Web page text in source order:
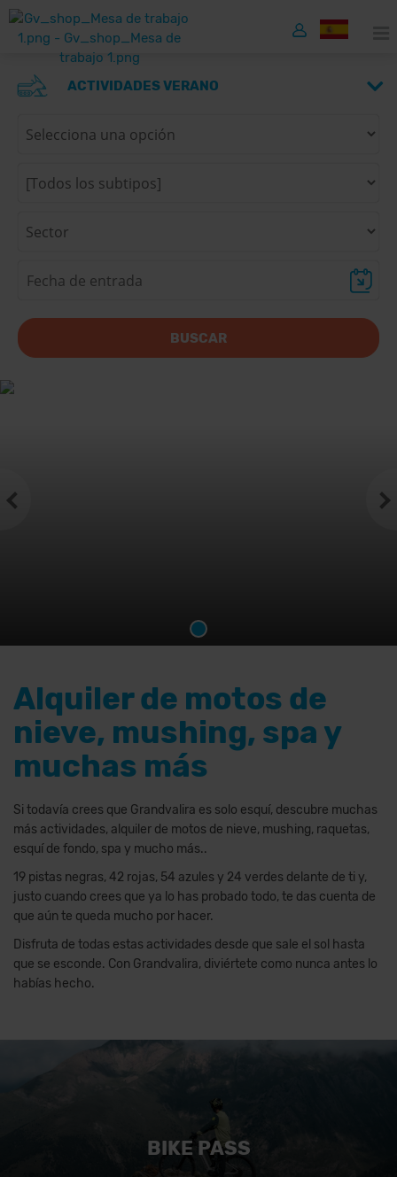
ACTIVIDADES VERANO
BUSCAR
Alquiler de motos de
nieve, mushing, spa y
muchas más
Si todavía crees que Grandvalira es solo esquí, descubre muchas
más actividades, alquiler de motos de nieve, mushing, raquetas,
esquí de fondo, spa y mucho más..
19 pistas negras, 42 rojas, 54 azules y 24 verdes delante de ti y,
justo cuando crees que ya lo has probado todo, te das cuenta de
que aún te queda mucho por hacer.
Disfruta de todas estas actividades desde que sale el sol hasta
que se esconde. Con Grandvalira, diviértete como nunca antes lo
habías hecho.
BIKE PASS